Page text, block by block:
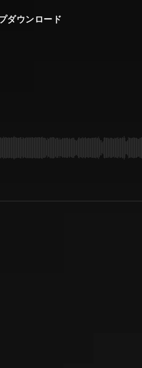
ダウンロード